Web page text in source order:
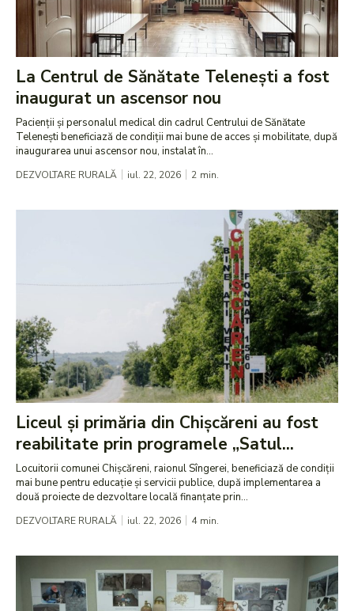
La Centrul de Sănătate Telenești a fost
inaugurat un ascensor nou
Pacienții și personalul medical din cadrul Centrului de Sănătate
Telenești beneficiază de condiții mai bune de acces și mobilitate, după
inaugurarea unui ascensor nou, instalat în...
DEZVOLTARE RURALĂ iul. 22, 2026 2 min.
Liceul și primăria din Chișcăreni au fost
reabilitate prin programele „Satul...
Locuitorii comunei Chișcăreni, raionul Sîngerei, beneficiază de condiții
mai bune pentru educație și servicii publice, după implementarea a
două proiecte de dezvoltare locală finanțate prin...
DEZVOLTARE RURALĂ iul. 22, 2026 4 min.